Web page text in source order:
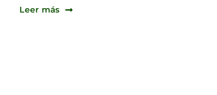
Leer más